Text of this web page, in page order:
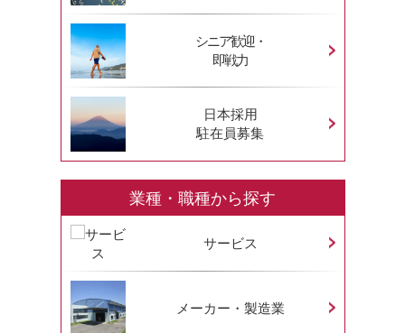
シニア歓迎・
即戦力
日本採用
駐在員募集
業種・職種から探す
サービス
メーカー・製造業